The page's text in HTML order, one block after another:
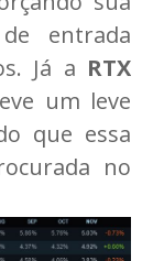
entrada
Já a RTX
um leve
que essa
no